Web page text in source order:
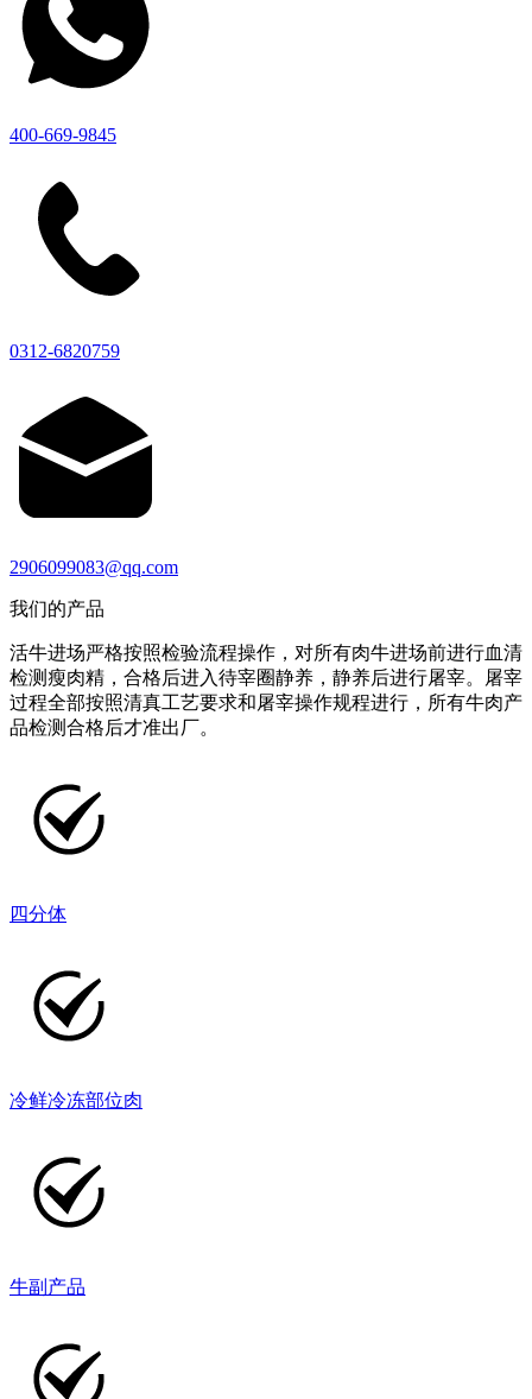
400-669-9845
0312-6820759
2906099083@qq.com
我们的产品
活牛进场严格按照检验流程操作，对所有肉牛进场前进行血清
检测瘦肉精，合格后进入待宰圈静养，静养后进行屠宰。屠宰
过程全部按照清真工艺要求和屠宰操作规程进行，所有牛肉产
品检测合格后才准出厂。
四分体
冷鲜冷冻部位肉
牛副产品